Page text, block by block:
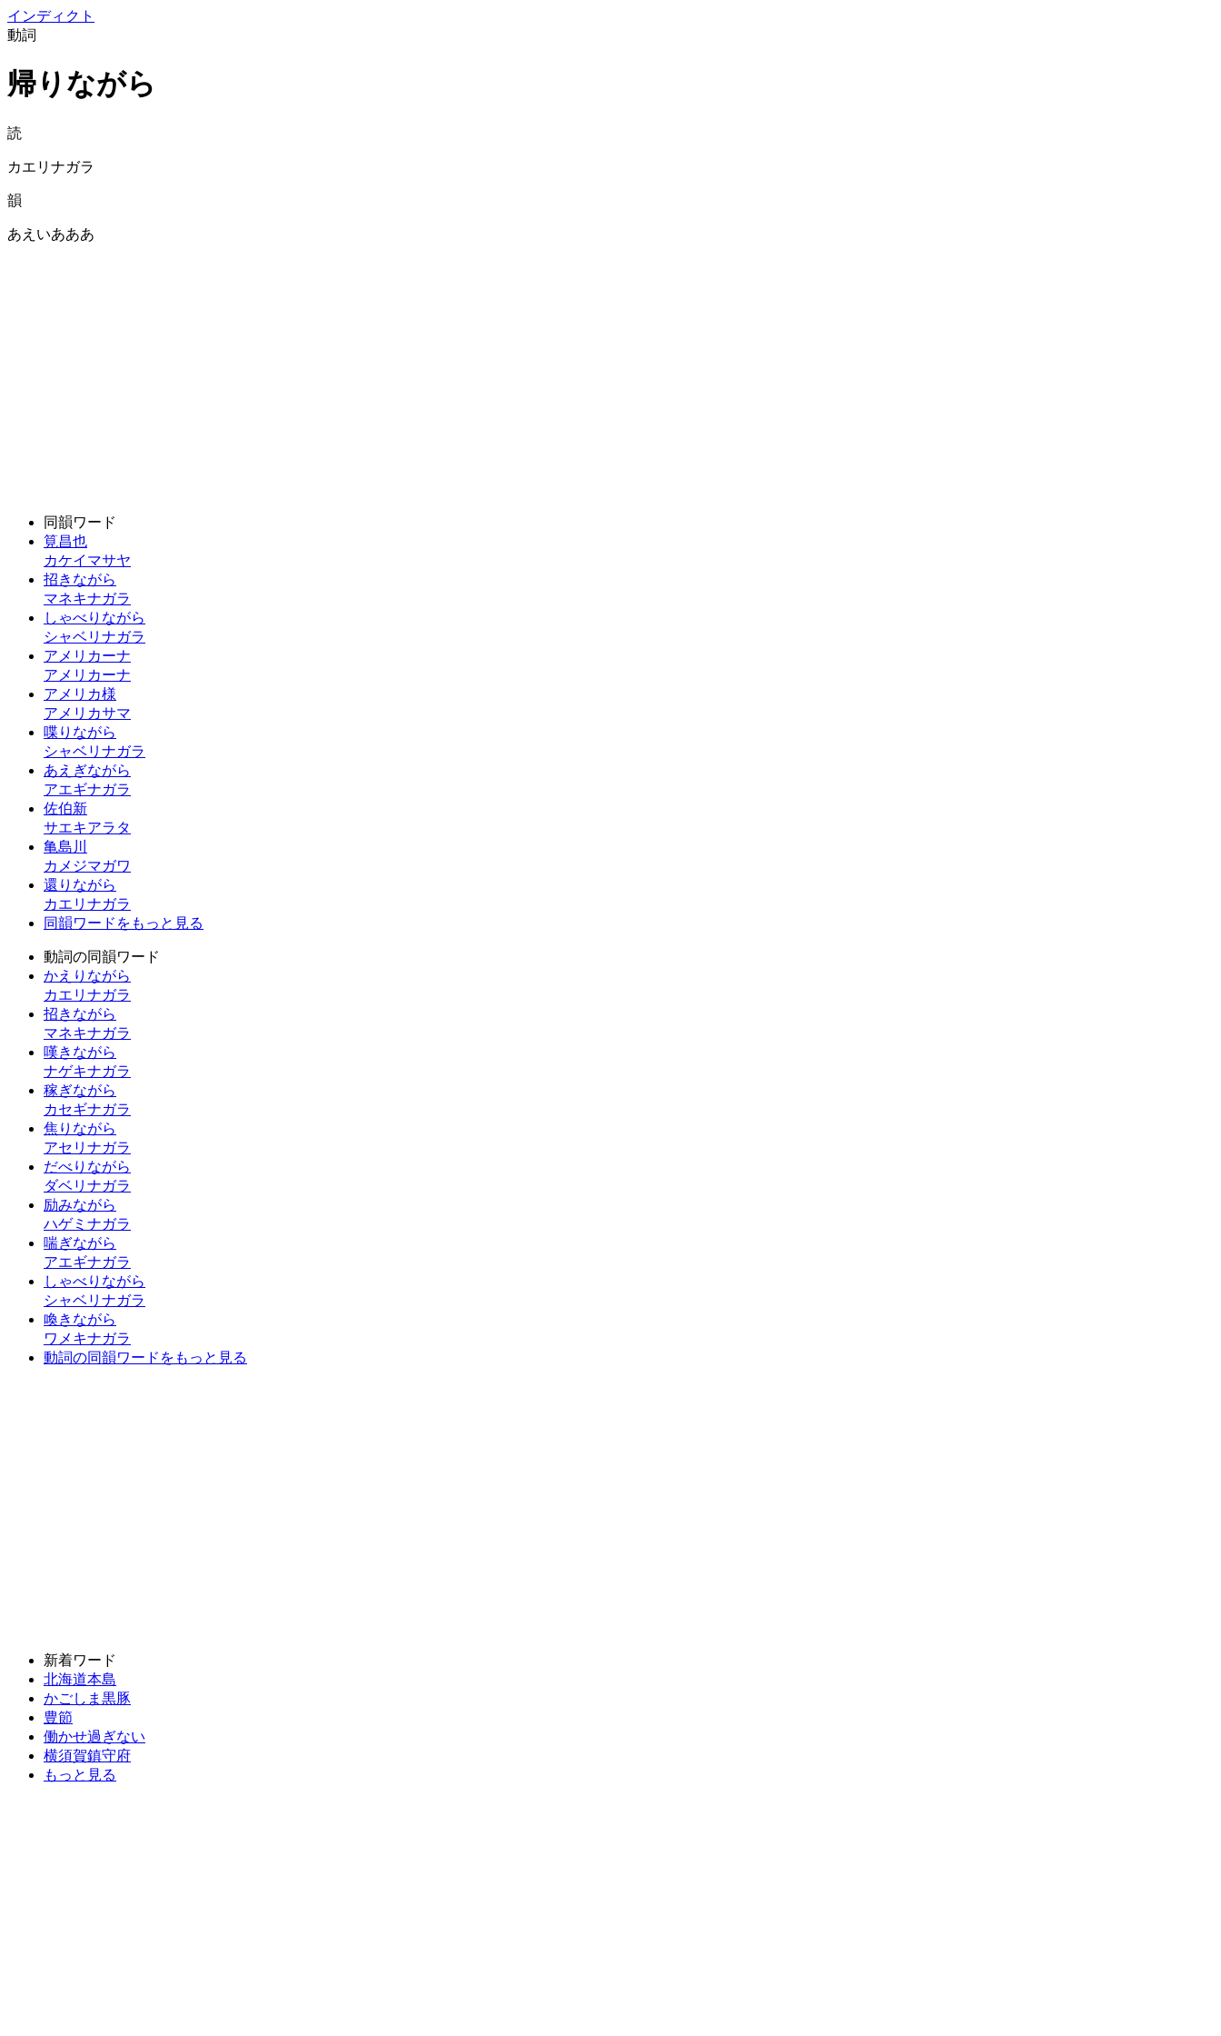
インディクト
動詞
帰りながら
読
カエリナガラ
韻
あえいあああ
同韻ワード
筧昌也
カケイマサヤ
招きながら
マネキナガラ
しゃべりながら
シャベリナガラ
アメリカーナ
アメリカーナ
アメリカ様
アメリカサマ
喋りながら
シャベリナガラ
あえぎながら
アエギナガラ
佐伯新
サエキアラタ
亀島川
カメジマガワ
還りながら
カエリナガラ
同韻ワードをもっと見る
動詞の同韻ワード
かえりながら
カエリナガラ
招きながら
マネキナガラ
嘆きながら
ナゲキナガラ
稼ぎながら
カセギナガラ
焦りながら
アセリナガラ
だべりながら
ダベリナガラ
励みながら
ハゲミナガラ
喘ぎながら
アエギナガラ
しゃべりながら
シャベリナガラ
喚きながら
ワメキナガラ
動詞の同韻ワードをもっと見る
新着ワード
北海道本島
かごしま黒豚
豊節
働かせ過ぎない
横須賀鎮守府
もっと見る